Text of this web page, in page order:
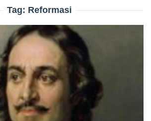
Tag: Reformasi